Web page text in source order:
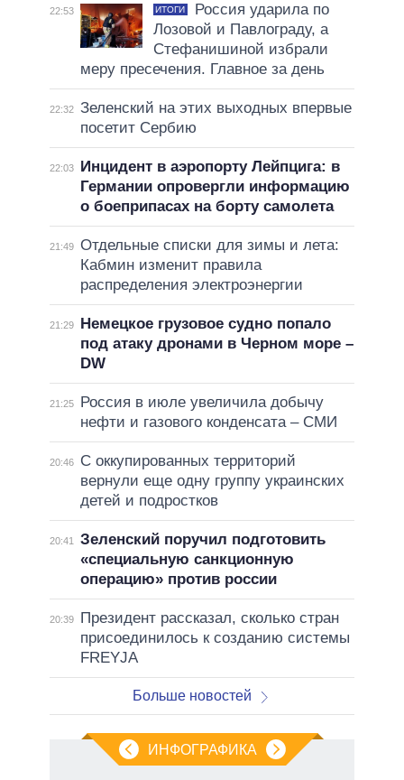
22:53 ИТОГИ
Россия ударила по
Лозовой и Павлограду, а
Стефанишиной избрали
меру пресечения. Главное за день
22:32 Зеленский на этих выходных впервые
посетит Сербию
22:03
Инцидент в аэропорту Лейпцига: в
Германии опровергли информацию
о боеприпасах на борту самолета
21:49 Отдельные списки для зимы и лета:
Кабмин изменит правила
распределения электроэнергии
21:29
Немецкое грузовое судно попало
под атаку дронами в Черном море –
DW
21:25
Россия в июле увеличила добычу
нефти и газового конденсата – СМИ
20:46
С оккупированных территорий
вернули еще одну группу украинских
детей и подростков
20:41
Зеленский поручил подготовить
«специальную санкционную
операцию» против россии
20:39
Президент рассказал, сколько стран
присоединилось к созданию системы
FREYJA
Больше новостей
ИНФОГРАФИКА